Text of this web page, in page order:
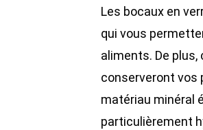
Les bocaux en
qui vous
aliments. De
conserveront vos
matériau minéral
particulièrement